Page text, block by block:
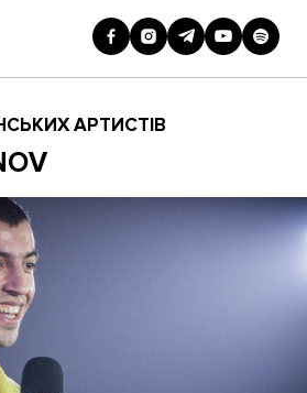
АРТИСТІВ